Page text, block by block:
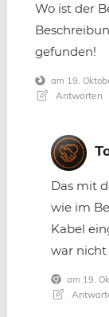
Wo ist der
gefunden!
am 19.
Antworten
Das mit
wie im
Kabel
war
am 19.